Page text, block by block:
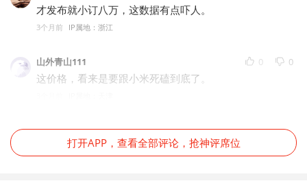
才发布就小订八万，这数据有点吓人。
3个月前 IP属地：浙江
山外青山111 0 0
这价格，看来是要跟小米死磕到底了。
打开APP，查看全部评论，抢神评席位